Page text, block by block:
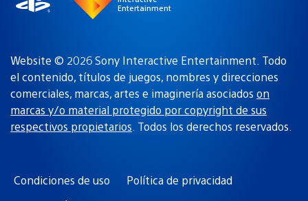
Entertainment
Website © 2026 Sony Interactive Entertainment. Todo
el contenido, títulos de juegos, nombres y direcciones
comerciales, marcas, artes e imaginería asociados on
marcas y/o material protegido por copyright de sus
respectivos propietarios. Todos los derechos reservados.
Condiciones de uso
Política de privacidad